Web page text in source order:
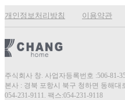
개인정보처리방침 이용약관
주식회사 창. 사업자등록번호 :506-81-
본사 : 경북 포항시 북구 청하면 동해대
054-231-9111. 팩스:054-231-9118